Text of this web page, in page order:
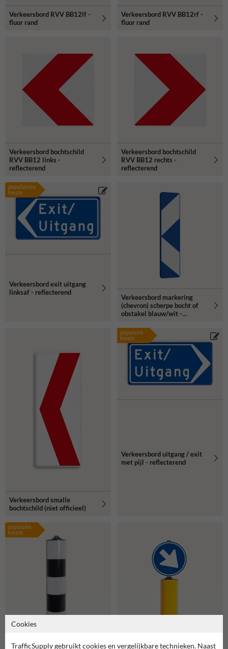
Verkeersbord RVV BB12lf -
fluor rand
Verkeersbord RVV BB12rf -
fluor rand
Verkeersbord bochtschild
RVV BB12 links -
reflecterend
Verkeersbord bochtschild
RVV BB12 rechts -
reflecterend
populairste
keuze
Verkeersbord exit uitgang
linksaf - reflecterend
Verkeersbord markering
(chevron) scherpe bocht of
obstakel blauw/wit -
Verkeersbord smalle
bochtschild (niet officieel)
populaire
keuze
Verkeersbord uitgang / exit
met pijl - reflecterend
populaire
keuze
Cookies
TrafficSupply gebruikt cookies en vergelijkbare technieken. Naast